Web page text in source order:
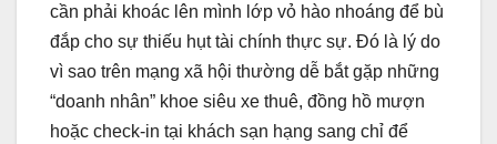
cần phải khoác lên mình lớp vỏ hào nhoáng để bù
đắp cho sự thiếu hụt tài chính thực sự. Đó là lý do
vì sao trên mạng xã hội thường dễ bắt gặp những
“doanh nhân” khoe siêu xe thuê, đồng hồ mượn
hoặc check-in tại khách sạn hạng sang chỉ để